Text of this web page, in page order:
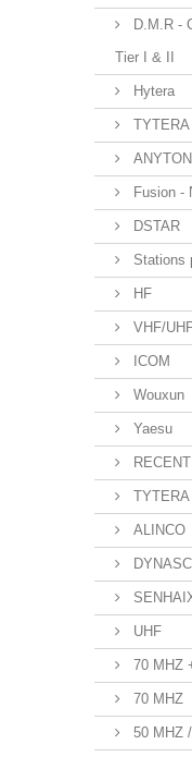
D.M.R -
Tier I & II
Hytera
TYTERA
Fusion -
DSTAR
Stations
HF
VHF/
ICOM
Wouxun
Yaesu
RECENT
TYTERA
ALINCO
UHF
70 MHZ
70 MHZ
50 MHZ